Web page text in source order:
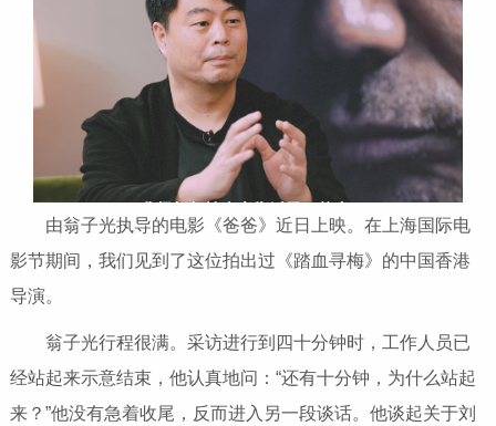
由翁子光执导的电影《爸爸》近日上映。在上海国际电
影节期间，我们见到了这位拍出过《踏血寻梅》的中国香港
导演。
翁子光行程很满。采访进行到四十分钟时，工作人员已
经站起来示意结束，他认真地问：“还有十分钟，为什么站起
来？”他没有急着收尾，反而进入另一段谈话。他谈起关于刘